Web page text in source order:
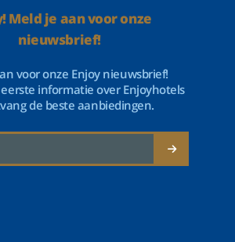
Meld je aan voor onze
nieuwsbrief!
voor onze Enjoy nieuwsbrief!
informatie over Enjoyhotels
de beste aanbiedingen.